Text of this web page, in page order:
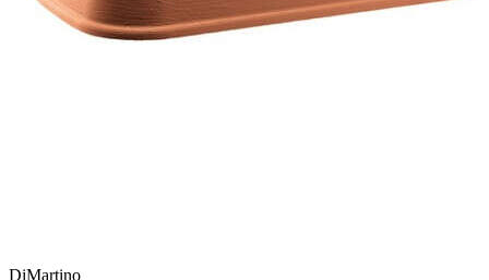
DiMartino